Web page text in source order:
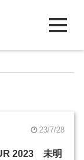
23/7/28
2023 未明